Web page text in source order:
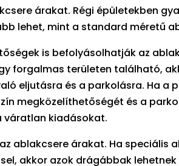
árakat. Régi épületekben
lehet, mint a standard méretű
is befolyásolhatják az
forgalmas területen található,
eljutásra és a parkolásra. Ha a
megközelíthetőségét és a
váratlan kiadásokat.
ablakcsere árakat. Ha speciális
akkor azok drágábbak